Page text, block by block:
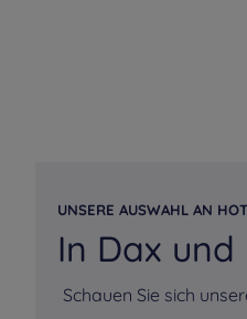
UNSERE AUSWAHL AN
In Dax
Schauen Sie sich